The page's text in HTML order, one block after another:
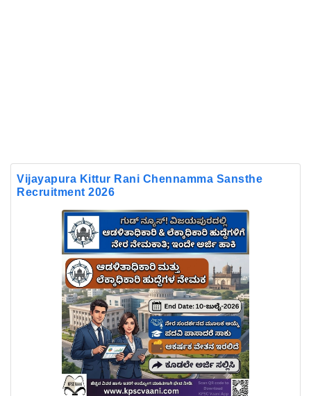
Vijayapura Kittur Rani Chennamma Sansthe
Recruitment 2026